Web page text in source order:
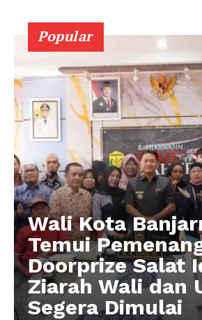
Popular
Wali Kota
Temui
Doorprize Salat
Ziarah Wali dan
Segera Dimulai